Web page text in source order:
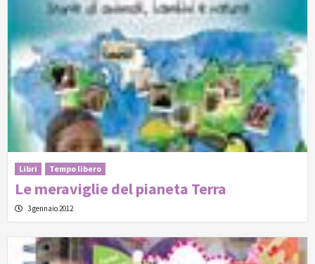
Libri Tempo libero
Le meraviglie del pianeta Terra
3 gennaio 2012